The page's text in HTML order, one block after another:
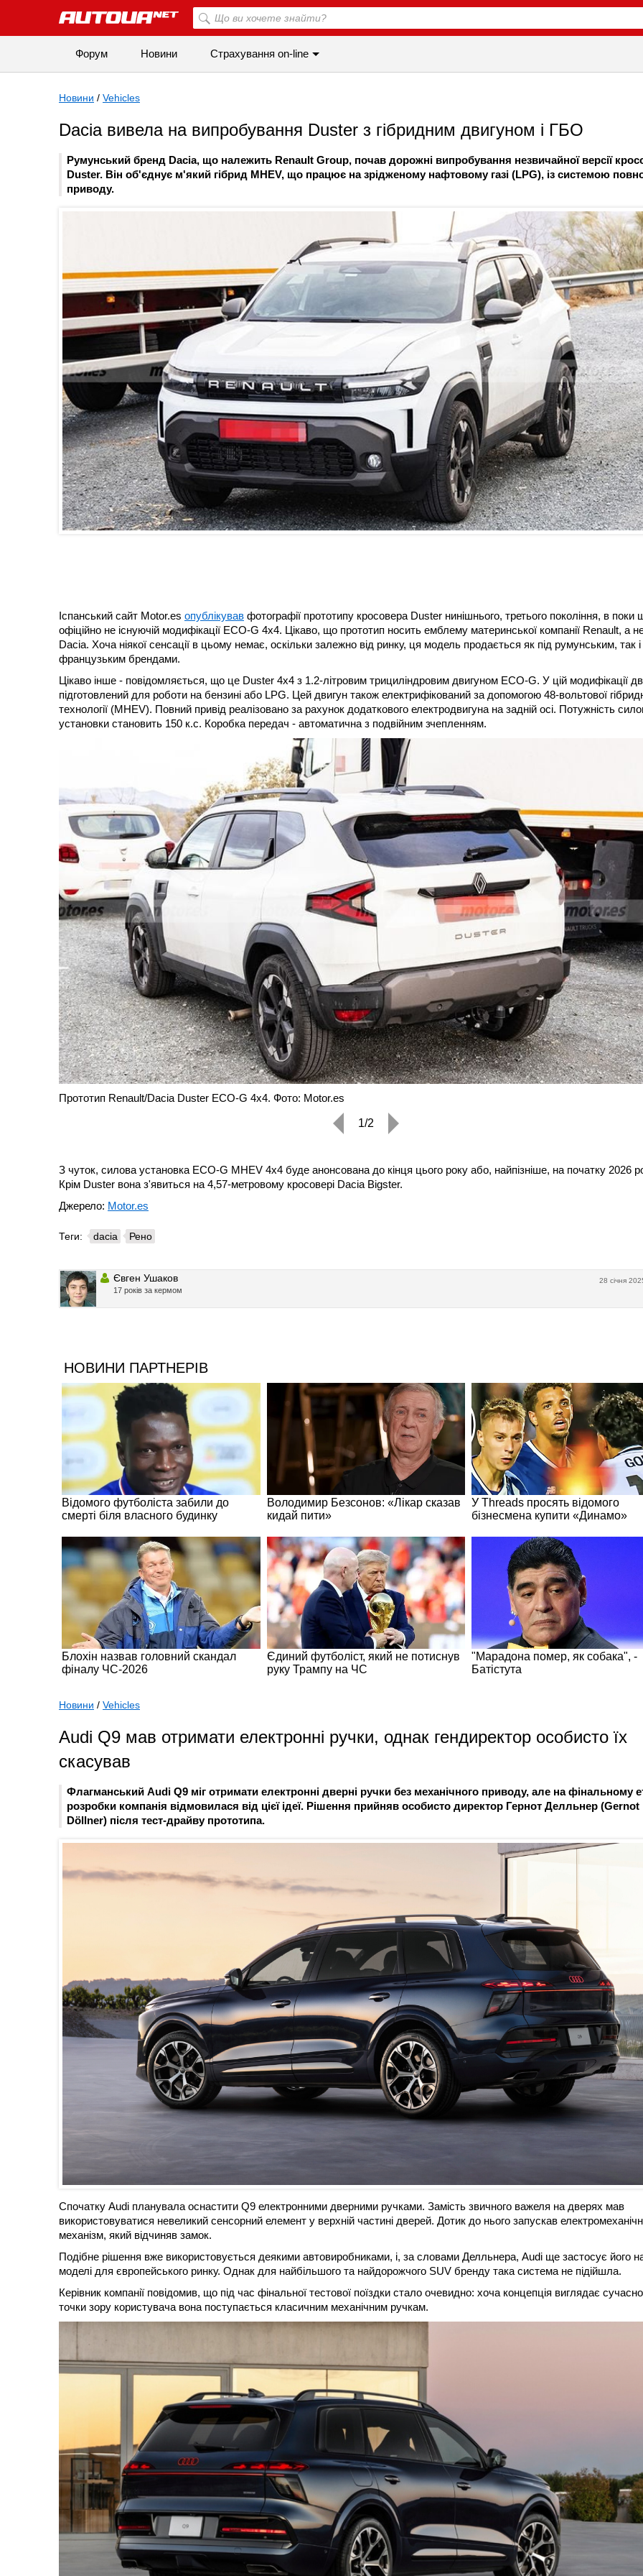
Форум Новини Страхування on-line
Новини / Vehicles
Dacia вивела на випробування Duster з гібридним двигуном і ГБО
Румунський бренд Dacia, що належить Renault Group, почав дорожні випробування незвичайної версії
Duster. Він об'єднує м'який гібрид MHEV, що працює на зрідженому нафтовому газі (LPG), із системою
приводу.
Іспанський сайт Motor.es опублікував фотографії прототипу кросовера Duster нинішнього, третього покоління, в поки
офіційно не існуючій модифікації ECO-G 4x4. Цікаво, що прототип носить емблему материнської компанії Renault, а
Dacia. Хоча ніякої сенсації в цьому немає, оскільки залежно від ринку, ця модель продається як під румунським, так і
французьким брендами.
Цікаво інше - повідомляється, що це Duster 4x4 з 1.2-літровим трициліндровим двигуном ECO-G. У цій модифікації
підготовлений для роботи на бензині або LPG. Цей двигун також електрифікований за допомогою 48-вольтової
технології (MHEV). Повний привід реалізовано за рахунок додаткового електродвигуна на задній осі. Потужність
установки становить 150 к.с. Коробка передач - автоматична з подвійним зчепленням.
Прототип Renault/Dacia Duster ECO-G 4x4. Фото: Motor.es
1/2
З чуток, силова установка ECO-G MHEV 4x4 буде анонсована до кінця цього року або, найпізніше, на початку 2026
Крім Duster вона з'явиться на 4,57-метровому кросовері Dacia Bigster.
Джерело: Motor.es
Теги: dacia Рено
28 січня
Євген Ушаков
17 років за кермом
Новини / Vehicles
Audi Q9 мав отримати електронні ручки, однак гендиректор особисто їх
скасував
Флагманський Audi Q9 міг отримати електронні дверні ручки без механічного приводу, але на фінальному
розробки компанія відмовилася від цієї ідеї. Рішення прийняв особисто директор Гернот Делльнер (Gernot
Döllner) після тест-драйву прототипа.
Спочатку Audi планувала оснастити Q9 електронними дверними ручками. Замість звичного важеля на дверях мав
використовуватися невеликий сенсорний елемент у верхній частині дверей. Дотик до нього запускав
механізм, який відчиняв замок.
Подібне рішення вже використовується деякими автовиробниками, і, за словами Делльнера, Audi ще застосує його
моделі для європейського ринку. Однак для найбільшого та найдорожчого SUV бренду така система не підійшла.
Керівник компанії повідомив, що під час фінальної тестової поїздки стало очевидно: хоча концепція виглядає
точки зору користувача вона поступається класичним механічним ручкам.